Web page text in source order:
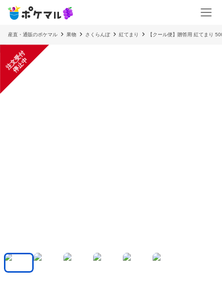
産直・通販のポケマル 果物 さくらんぼ 紅てまり 【クール便】贈答用 紅てまり
注
文
受
付
停
止
中